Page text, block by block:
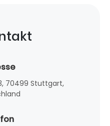
70499 Stuttgart,